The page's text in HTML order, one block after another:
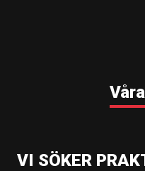
VI SÖKER